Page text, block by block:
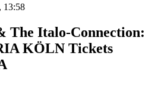
13:58
The Italo-Connection:
KÖLN Tickets